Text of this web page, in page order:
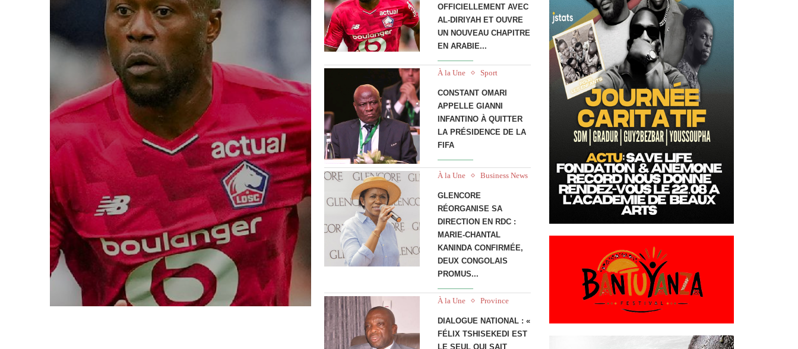
OFFICIELLEMENT AVEC
AL-DIRIYAH ET OUVRE
UN NOUVEAU CHAPITRE
EN ARABIE...
À la Une Sport
CONSTANT OMARI
APPELLE GIANNI
INFANTINO À QUITTER
LA PRÉSIDENCE DE LA
FIFA
À la Une Business News
GLENCORE
RÉORGANISE SA
DIRECTION EN RDC :
MARIE-CHANTAL
KANINDA CONFIRMÉE,
DEUX CONGOLAIS
PROMUS...
À la Une Province
DIALOGUE NATIONAL : «
FÉLIX TSHISEKEDI EST
LE SEUL QUI SAIT